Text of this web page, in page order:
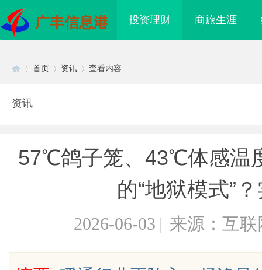
广丰信息港 投资理财 商旅生涯
首页 资讯 查看内容
资讯
57℃鸽子笼、43℃体感温
的“地狱模式”
2026-06-03 | 来源：互联